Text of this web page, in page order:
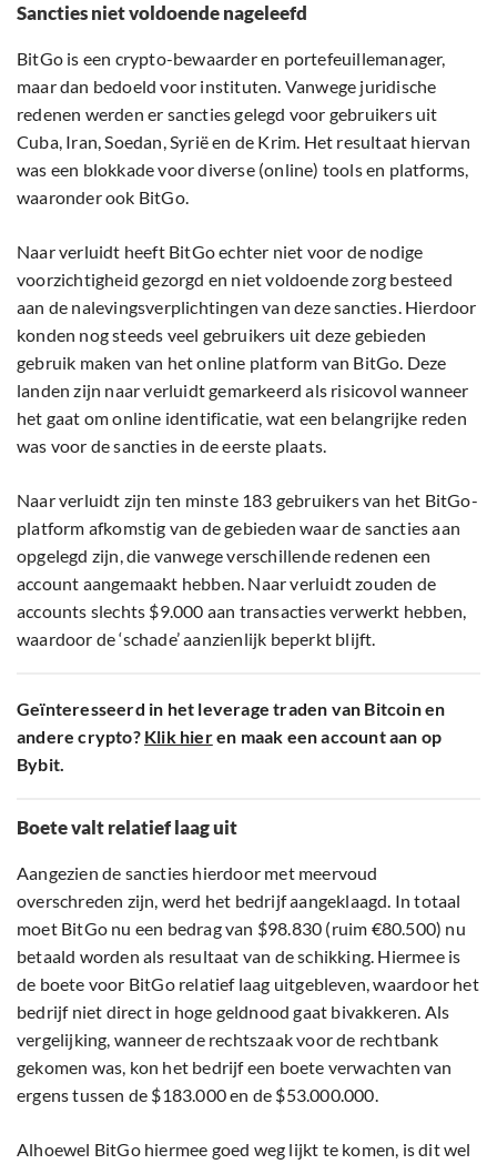
Sancties niet voldoende nageleefd
BitGo is een crypto-bewaarder en portefeuillemanager,
maar dan bedoeld voor instituten. Vanwege juridische
redenen werden er sancties gelegd voor gebruikers uit
Cuba, Iran, Soedan, Syrië en de Krim. Het resultaat hiervan
was een blokkade voor diverse (online) tools en platforms,
waaronder ook BitGo.
Naar verluidt heeft BitGo echter niet voor de nodige
voorzichtigheid gezorgd en niet voldoende zorg besteed
aan de nalevingsverplichtingen van deze sancties. Hierdoor
konden nog steeds veel gebruikers uit deze gebieden
gebruik maken van het online platform van BitGo. Deze
landen zijn naar verluidt gemarkeerd als risicovol wanneer
het gaat om online identificatie, wat een belangrijke reden
was voor de sancties in de eerste plaats.
Naar verluidt zijn ten minste 183 gebruikers van het BitGo-
platform afkomstig van de gebieden waar de sancties aan
opgelegd zijn, die vanwege verschillende redenen een
account aangemaakt hebben. Naar verluidt zouden de
accounts slechts $9.000 aan transacties verwerkt hebben,
waardoor de ‘schade’ aanzienlijk beperkt blijft.
Geïnteresseerd in het leverage traden van Bitcoin en
andere crypto? Klik hieren maak een account aan op
Bybit.
Boete valt relatief laag uit
Aangezien de sancties hierdoor met meervoud
overschreden zijn, werd het bedrijf aangeklaagd. In totaal
moet BitGo nu een bedrag van $98.830 (ruim €80.500) nu
betaald worden als resultaat van de schikking. Hiermee is
de boete voor BitGo relatief laag uitgebleven, waardoor het
bedrijf niet direct in hoge geldnood gaat bivakkeren. Als
vergelijking, wanneer de rechtszaak voor de rechtbank
gekomen was, kon het bedrijf een boete verwachten van
ergens tussen de $183.000 en de $53.000.000.
Alhoewel BitGo hiermee goed weg lijkt te komen, is dit wel